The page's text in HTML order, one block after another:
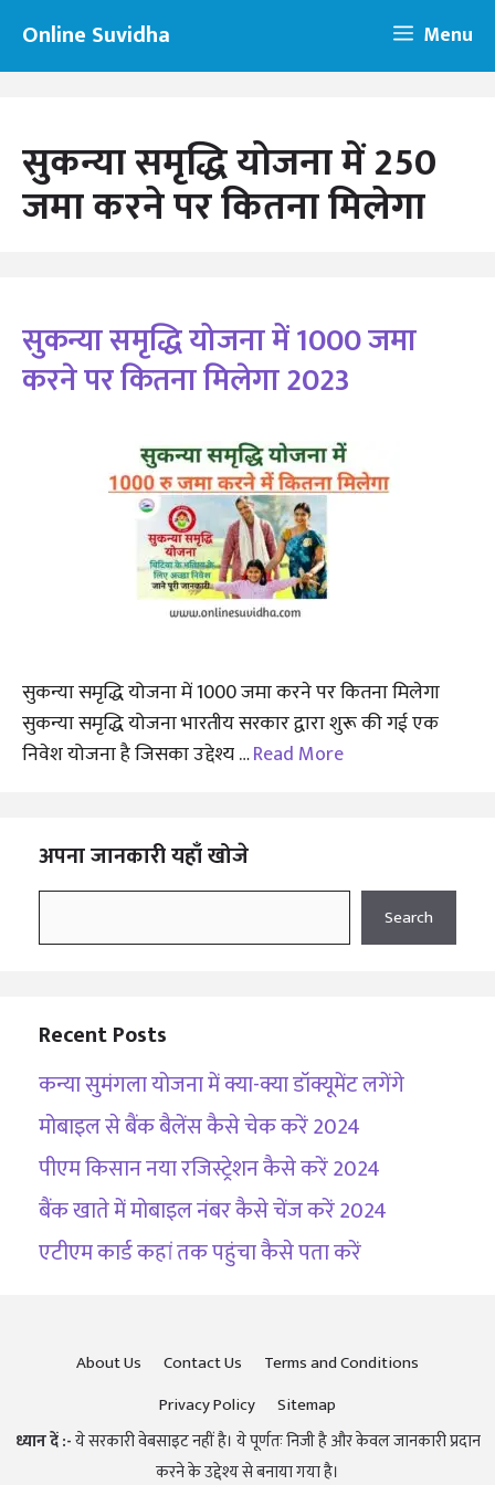
content
Online Suvidha Menu
सुकन्या समृद्धि योजना में 250
जमा करने पर कितना मिलेगा
सुकन्या समृद्धि योजना में 1000 जमा
करने पर कितना मिलेगा 2023
सुकन्या समृद्धि योजना में 1000 जमा करने पर कितना मिलेगा
सुकन्या समृद्धि योजना भारतीय सरकार द्वारा शुरू की गई एक
निवेश योजना है जिसका उद्देश्य …Read More
अपना जानकारी यहाँ खोजे
Search
Recent Posts
कन्या सुमंगला योजना में क्या-क्या डॉक्यूमेंट लगेंगे
मोबाइल से बैंक बैलेंस कैसे चेक करें 2024
पीएम किसान नया रजिस्ट्रेशन कैसे करें 2024
बैंक खाते में मोबाइल नंबर कैसे चेंज करें 2024
एटीएम कार्ड कहां तक पहुंचा कैसे पता करें
About Us Contact Us
Terms and Conditions
Privacy Policy
Sitemap
ध्यान दें :-ये सरकारी वेबसाइट नहीं है। ये पूर्णतः निजी है और केवल जानकारी प्रदान
करने के उद्देश्य से बनाया गया है।